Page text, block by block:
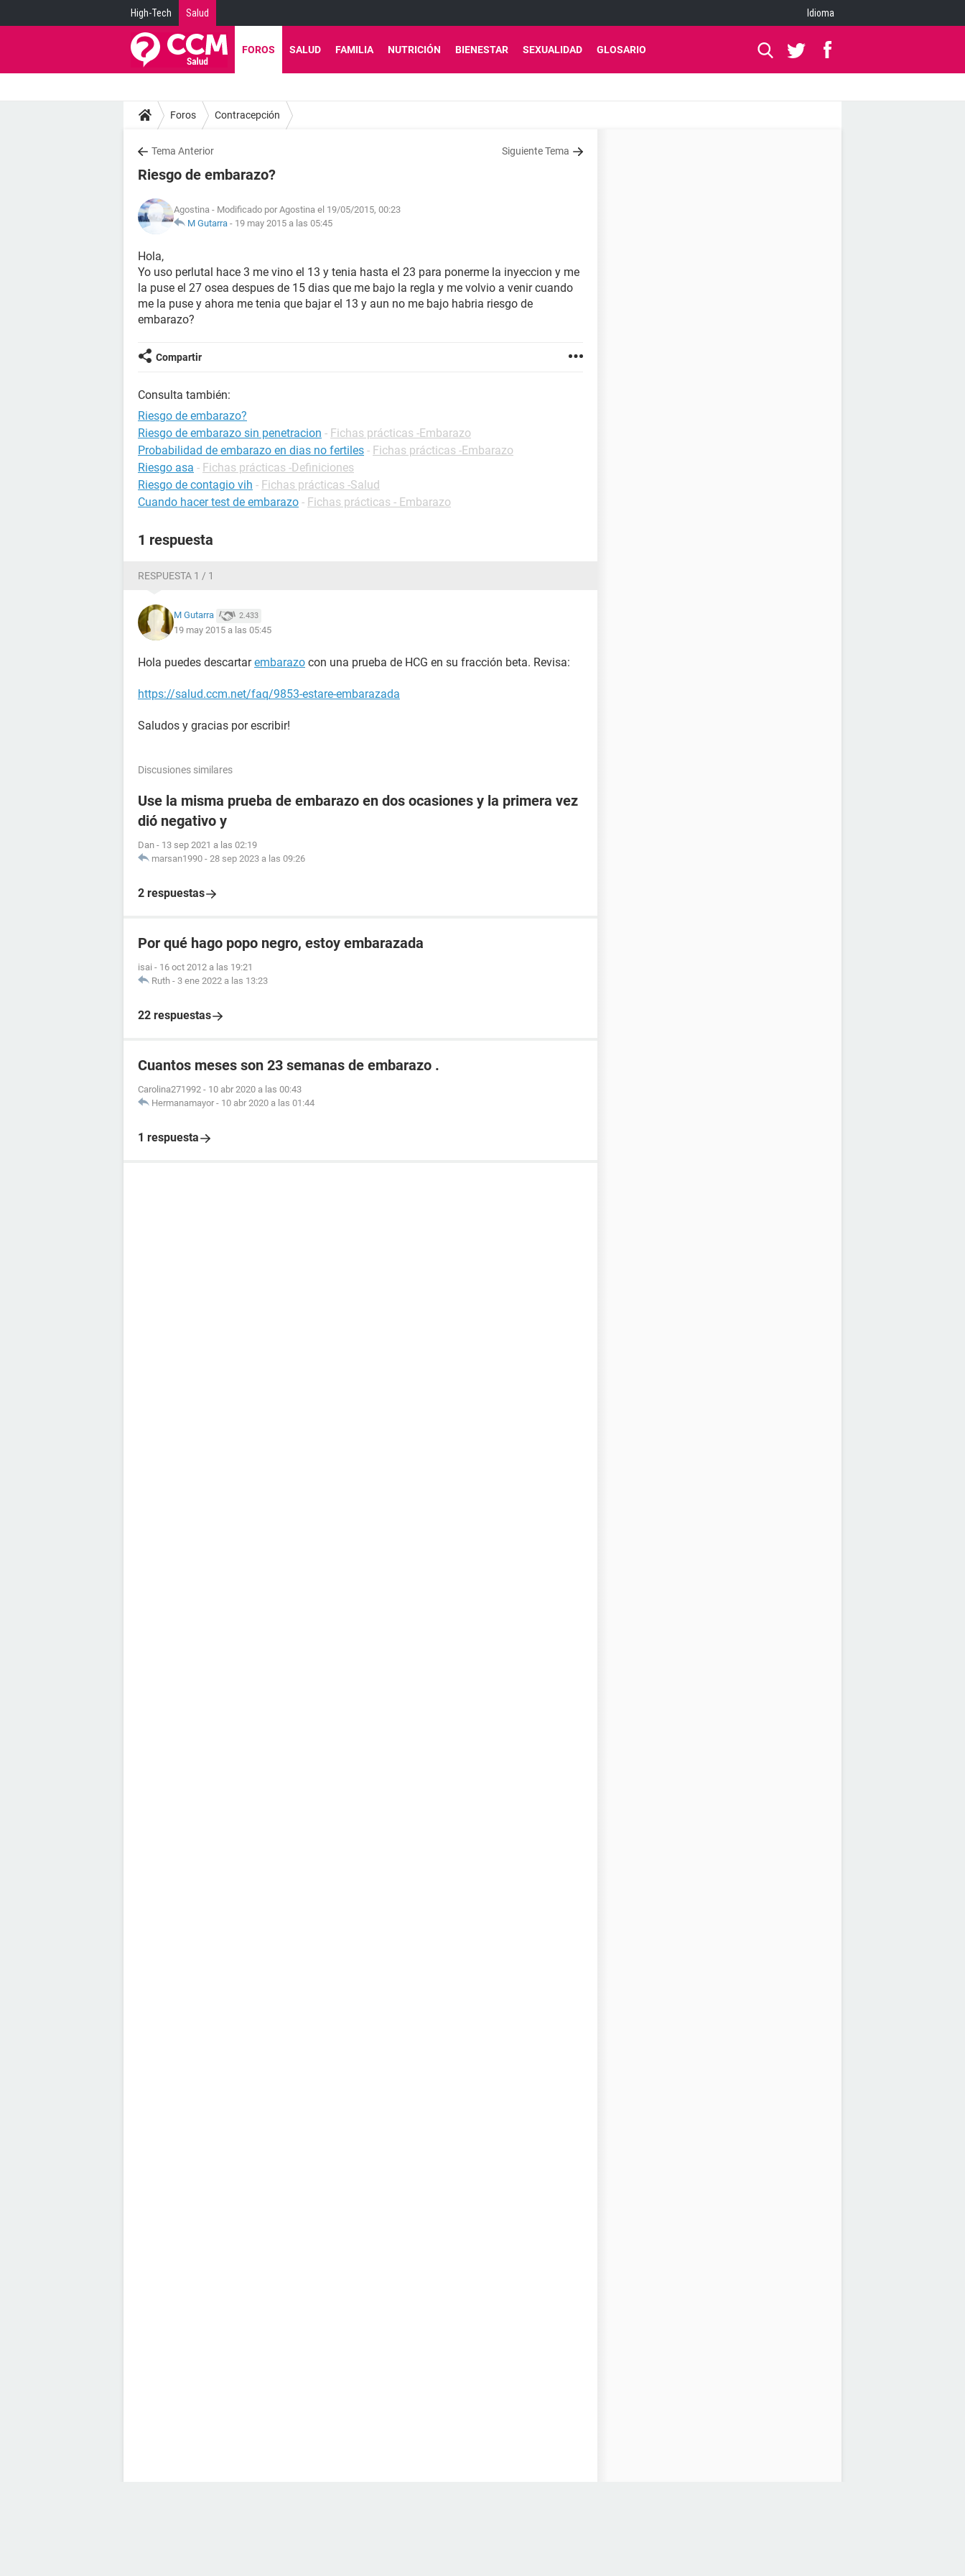
High-Tech Salud Idioma
FOROS SALUD FAMILIA NUTRICIÓN BIENESTAR SEXUALIDAD GLOSARIO
Foros Contracepción
Tema Anterior Siguiente Tema
Riesgo de embarazo?
Agostina - Modificado por Agostina el 19/05/2015, 00:23
M Gutarra - 19 may 2015 a las 05:45
Hola,
Yo uso perlutal hace 3 me vino el 13 y tenia hasta el 23 para ponerme la inyeccion y me
la puse el 27 osea despues de 15 dias que me bajo la regla y me volvio a venir cuando
me la puse y ahora me tenia que bajar el 13 y aun no me bajo habria riesgo de
embarazo?
Compartir
Consulta también:
Riesgo de embarazo?
Riesgo de embarazo sin penetracion - Fichas prácticas -Embarazo
Probabilidad de embarazo en dias no fertiles - Fichas prácticas -Embarazo
Riesgo asa - Fichas prácticas -Definiciones
Riesgo de contagio vih - Fichas prácticas -Salud
Cuando hacer test de embarazo - Fichas prácticas - Embarazo
1 respuesta
RESPUESTA 1 / 1
M Gutarra 2.433
19 may 2015 a las 05:45
Hola puedes descartarembarazo con una prueba de HCG en su fracción beta. Revisa:
https://salud.ccm.net/faq/9853-estare-embarazada
Saludos y gracias por escribir!
Discusiones similares
Use la misma prueba de embarazo en dos ocasiones y la primera vez
dió negativo y
Dan - 13 sep 2021 a las 02:19
marsan1990 - 28 sep 2023 a las 09:26
2 respuestas
Por qué hago popo negro, estoy embarazada
isai - 16 oct 2012 a las 19:21
Ruth - 3 ene 2022 a las 13:23
22 respuestas
Cuantos meses son 23 semanas de embarazo .
Carolina271992 - 10 abr 2020 a las 00:43
Hermanamayor - 10 abr 2020 a las 01:44
1 respuesta